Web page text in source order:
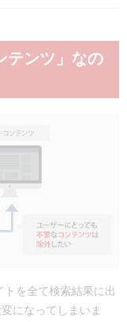
テンツ」なの
を全て検索結果に出
になってしまいま